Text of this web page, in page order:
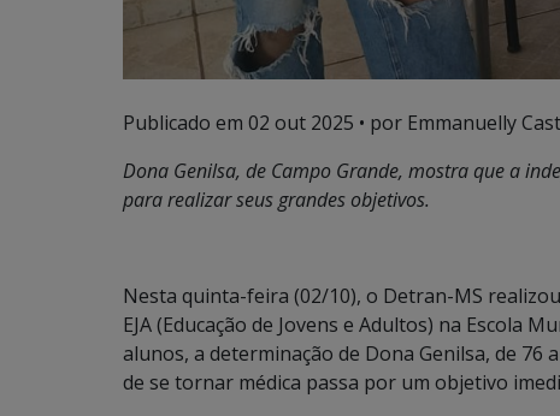
Publicado em 02 out 2025 • por Emmanuelly
Dona Genilsa, de Campo Grande, mostra que a
para realizar seus grandes objetivos.
Nesta quinta-feira (02/10), o Detran-MS
EJA (Educação de Jovens e Adultos) na Escola
alunos, a determinação de Dona Genilsa, de
de se tornar médica passa por um objetivo